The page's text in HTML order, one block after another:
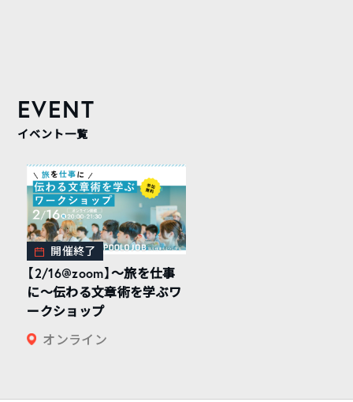
EVENT
イベント一覧
開催終了
【2/16@zoom】〜旅を仕事
に〜伝わる文章術を学ぶワ
ークショップ
オンライン